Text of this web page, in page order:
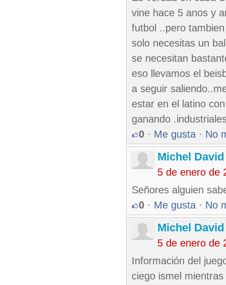
vine hace 5 anos y
futbol ..pero
solo necesitas un
se necesitan
eso llevamos el
a seguir
estar en el latino
ganando
0 · Me gusta · No
Michel
5 de enero de
Señores alguien
0 · Me gusta · No
Michel
5 de enero de
Información del
ciego ismel